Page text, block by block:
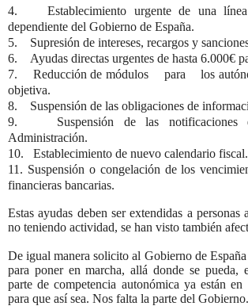
4. Establecimiento urgente de una
dependiente del Gobierno de España.
5. Supresión de intereses, recargos y
6. Ayudas directas urgentes de hasta 6.000€
7. Reducción de módulos para los
objetiva.
8. Suspensión de las obligaciones de
9. Suspensión de las notificaciones
Administración.
10. Establecimiento de nuevo calendario fiscal.
11. Suspensión o congelación de los
financieras bancarias.
Estas ayudas deben ser extendidas a personas
no teniendo actividad, se han visto también
De igual manera solicito al Gobierno de
para poner en marcha, allá donde se pueda,
parte de competencia autonómica ya están en
para que así sea. Nos falta la parte del Gobierno.